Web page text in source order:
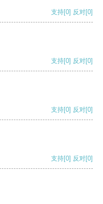
支持[0] 反对[0]
支持[0] 反对[0]
支持[0] 反对[0]
支持[0] 反对[0]